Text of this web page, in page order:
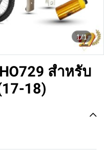
1/1
สำหรับ
18)